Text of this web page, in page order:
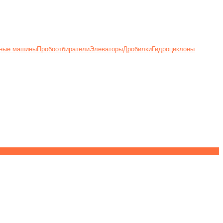
машиныПробоотбирателиЭлеваторыДробилкиГидроциклоны